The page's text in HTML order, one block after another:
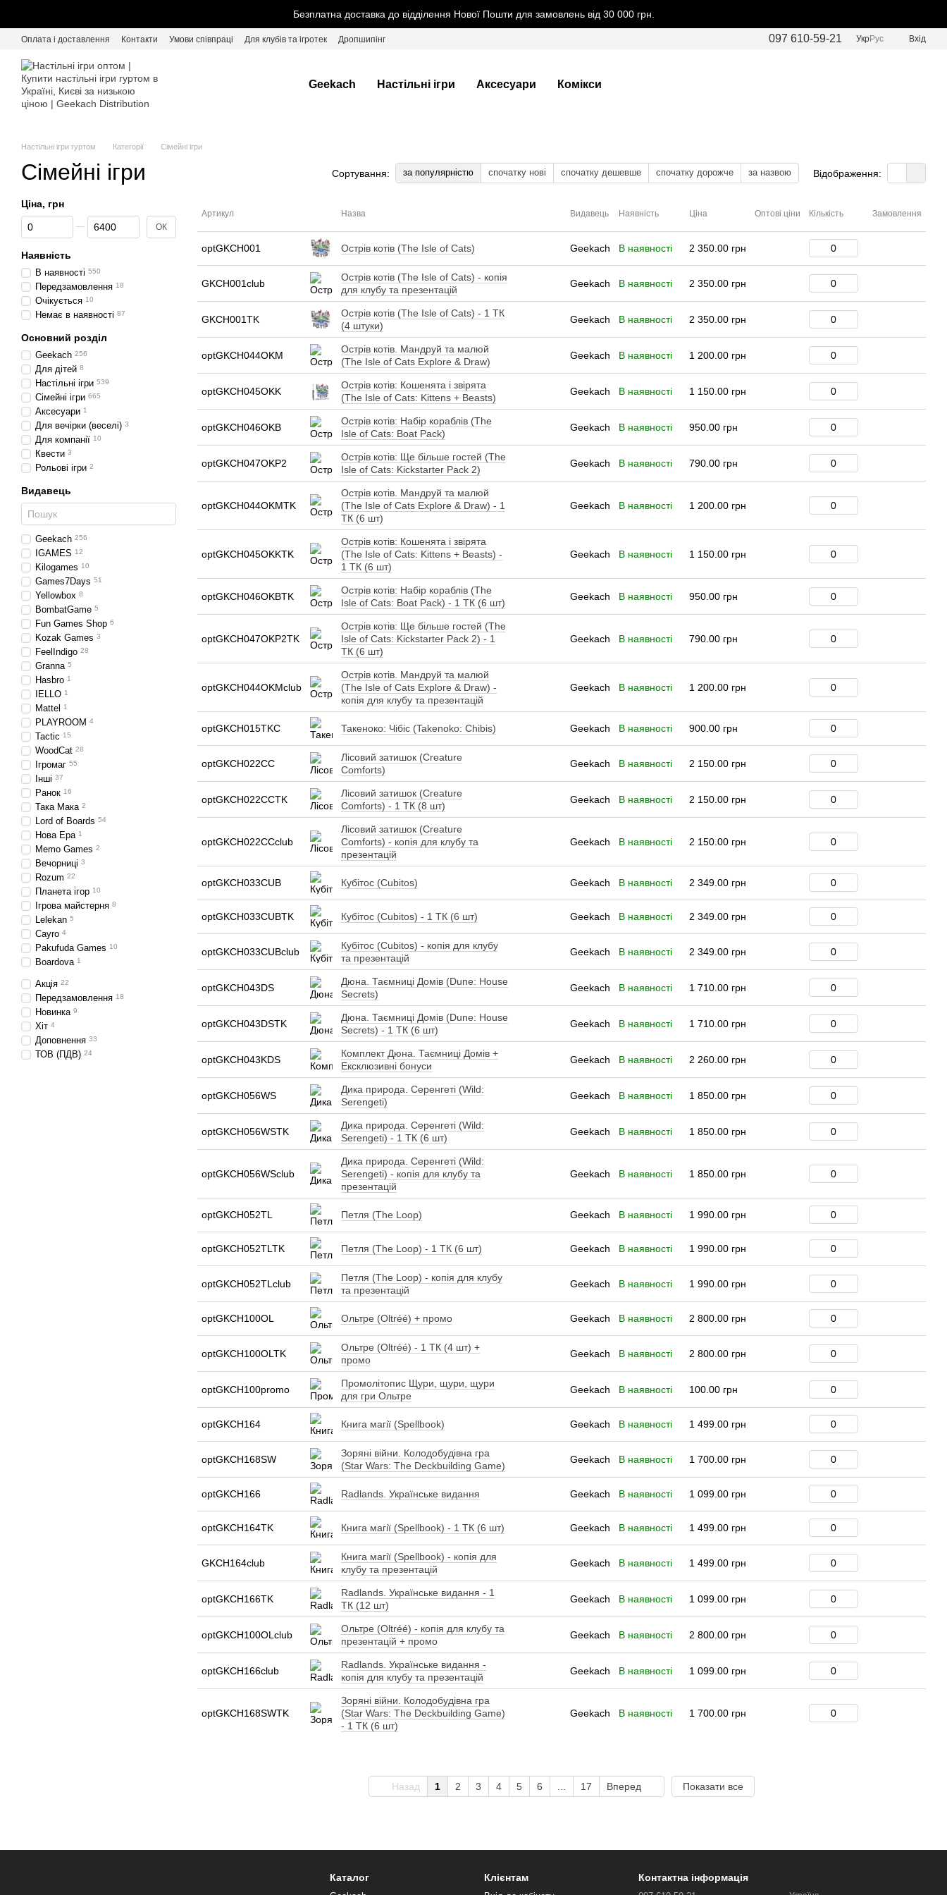
Безплатна доставка до відділення Нової Пошти для замовлень від 30 000 грн.
Оплата і доставлення Контакти Умови співпраці Для клубів та ігротек Дропшипінг 097 610-59-21 УкрРус Вхід
Geekach Настільні ігри Аксесуари Комікси
Настільні ігри гуртом Категорії Сімейні ігри
Сімейні ігри Сортування: за популярністю спочатку нові спочатку дешевше спочатку дорожче за назвою Відображення:
Артикул Назва Видавець Наявність Ціна Оптові ціни Кількість Замовлення
optGKCH001 Острів котів (The Isle of Cats) Geekach В наявності 2 350.00 грн
GKCH001club
Острів котів (The Isle of Cats) - копія
для клубу та презентацій
Geekach В наявності 2 350.00 грн
GKCH001TK
Острів котів (The Isle of Cats) - 1 ТК
(4 штуки)
Geekach В наявності 2 350.00 грн
optGKCH044OKM
Острів котів. Мандруй та малюй
(The Isle of Cats Explore & Draw)
Geekach В наявності 1 200.00 грн
optGKCH045OKK
Острів котів: Кошенята і звірята
(The Isle of Cats: Kittens + Beasts)
Geekach В наявності 1 150.00 грн
optGKCH046OKB
Острів котів: Набір кораблів (The
Isle of Cats: Boat Pack)
Geekach В наявності 950.00 грн
optGKCH047OKP2
Острів котів: Ще більше гостей (The
Isle of Cats: Kickstarter Pack 2)
Geekach В наявності 790.00 грн
optGKCH044OKMTK
Острів котів. Мандруй та малюй
(The Isle of Cats Explore & Draw) - 1
ТК (6 шт)
Geekach В наявності 1 200.00 грн
optGKCH045OKKTK
Острів котів: Кошенята і звірята
(The Isle of Cats: Kittens + Beasts) -
1 ТК (6 шт)
Geekach В наявності 1 150.00 грн
optGKCH046OKBTK
Острів котів: Набір кораблів (The
Isle of Cats: Boat Pack) - 1 ТК (6 шт)
Geekach В наявності 950.00 грн
optGKCH047OKP2TK
Острів котів: Ще більше гостей (The
Isle of Cats: Kickstarter Pack 2) - 1
ТК (6 шт)
Geekach В наявності 790.00 грн
optGKCH044OKMclub
Острів котів. Мандруй та малюй
(The Isle of Cats Explore & Draw) -
копія для клубу та презентацій
Geekach В наявності 1 200.00 грн
optGKCH015TKC Такеноко: Чібіс (Takenoko: Chibis) Geekach В наявності 900.00 грн
optGKCH022CC
Лісовий затишок (Creature
Comforts)
Geekach В наявності 2 150.00 грн
optGKCH022CCTK
Лісовий затишок (Creature
Comforts) - 1 ТК (8 шт)
Geekach В наявності 2 150.00 грн
optGKCH022CCclub
Лісовий затишок (Creature
Comforts) - копія для клубу та
презентацій
Geekach В наявності 2 150.00 грн
optGKCH033CUB Кубітос (Cubitos) Geekach В наявності 2 349.00 грн
optGKCH033CUBTK Кубітос (Cubitos) - 1 ТК (6 шт) Geekach В наявності 2 349.00 грн
optGKCH033CUBclub
Кубітос (Cubitos) - копія для клубу
та презентацій
Geekach В наявності 2 349.00 грн
optGKCH043DS
Дюна. Таємниці Домів (Dune: House
Secrets)
Geekach В наявності 1 710.00 грн
optGKCH043DSTK
Дюна. Таємниці Домів (Dune: House
Secrets) - 1 ТК (6 шт)
Geekach В наявності 1 710.00 грн
optGKCH043KDS
Комплект Дюна. Таємниці Домів +
Ексклюзивні бонуси
Geekach В наявності 2 260.00 грн
optGKCH056WS
Дика природа. Серенгеті (Wild:
Serengeti)
Geekach В наявності 1 850.00 грн
optGKCH056WSTK
Дика природа. Серенгеті (Wild:
Serengeti) - 1 ТК (6 шт)
Geekach В наявності 1 850.00 грн
optGKCH056WSclub
Дика природа. Серенгеті (Wild:
Serengeti) - копія для клубу та
презентацій
Geekach В наявності 1 850.00 грн
optGKCH052TL Петля (The Loop) Geekach В наявності 1 990.00 грн
optGKCH052TLTK Петля (The Loop) - 1 ТК (6 шт) Geekach В наявності 1 990.00 грн
optGKCH052TLclub
Петля (The Loop) - копія для клубу
та презентацій
Geekach В наявності 1 990.00 грн
optGKCH100OL Ольтре (Oltréé) + промо Geekach В наявності 2 800.00 грн
optGKCH100OLTK
Ольтре (Oltréé) - 1 ТК (4 шт) +
промо
Geekach В наявності 2 800.00 грн
optGKCH100promo
Промолітопис Щури, щури, щури
для гри Ольтре
Geekach В наявності 100.00 грн
optGKCH164 Книга магії (Spellbook) Geekach В наявності 1 499.00 грн
optGKCH168SW
Зоряні війни. Колодобудівна гра
(Star Wars: The Deckbuilding Game)
Geekach В наявності 1 700.00 грн
optGKCH166 Radlands. Українське видання Geekach В наявності 1 099.00 грн
optGKCH164TK Книга магії (Spellbook) - 1 ТК (6 шт) Geekach В наявності 1 499.00 грн
GKCH164club
Книга магії (Spellbook) - копія для
клубу та презентацій
Geekach В наявності 1 499.00 грн
optGKCH166TK
Radlands. Українське видання - 1
ТК (12 шт)
Geekach В наявності 1 099.00 грн
optGKCH100OLclub
Ольтре (Oltréé) - копія для клубу та
презентацій + промо
Geekach В наявності 2 800.00 грн
optGKCH166club
Radlands. Українське видання -
копія для клубу та презентацій
Geekach В наявності 1 099.00 грн
optGKCH168SWTK
Зоряні війни. Колодобудівна гра
(Star Wars: The Deckbuilding Game)
- 1 ТК (6 шт)
Geekach В наявності 1 700.00 грн
Назад 1 2 3 4 5 6 17 Вперед Показати все
Ціна, грн
Від Ціна, грн
До Ціна, грн ОК
Наявність
В наявності 550
Передзамовлення 18
Очікується 10
Немає в наявності 87
Основний розділ
Geekach 256
Для дітей 8
Настільні ігри 539
Сімейні ігри 665
Аксесуари 1
Для вечірки (веселі) 3
Для компанії 10
Квести 3
Рольові ігри 2
Видавець
Geekach 256
IGAMES 12
Kilogames 10
Games7Days 51
Yellowbox 8
BombatGame 5
Fun Games Shop 6
Kozak Games 3
FeelIndigo 28
Granna 5
Hasbro 1
IELLO 1
Mattel 1
PLAYROOM 4
Tactic 15
WoodCat 28
Ігромаг 55
Інші 37
Ранок 16
Така Мака 2
Lord of Boards 54
Нова Ера 1
Memo Games 2
Вечорниці 3
Rozum 22
Планета ігор 10
Ігрова майстерня 8
Lelekan 5
Cayro 4
Pakufuda Games 10
Boardova 1
Акція 22
Передзамовлення 18
Новинка 9
Хіт 4
Доповнення 33
ТОВ (ПДВ) 24
Каталог Клієнтам Контактна інформація